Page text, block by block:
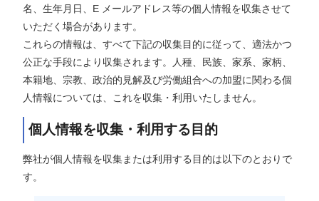
名、生年月日、E メールアドレス等の個人情報を収集させて
いただく場合があります。
これらの情報は、すべて下記の収集目的に従って、適法かつ
公正な手段により収集されます。人種、民族、家系、家柄、
本籍地、宗教、政治的見解及び労働組合への加盟に関わる個
人情報については、これを収集・利用いたしません。
個人情報を収集・利用する目的
弊社が個人情報を収集または利用する目的は以下のとおりで
す。